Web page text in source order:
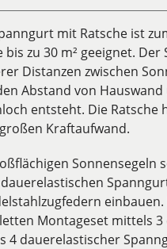
mit Ratsche ist
bis zu 30 m² geeignet.
Distanzen zwischen
Abstand von
entsteht. Die
Kraftaufwand.
Sonnensegeln
dauerelastischen
Montageset mittels
4 dauerelastischer